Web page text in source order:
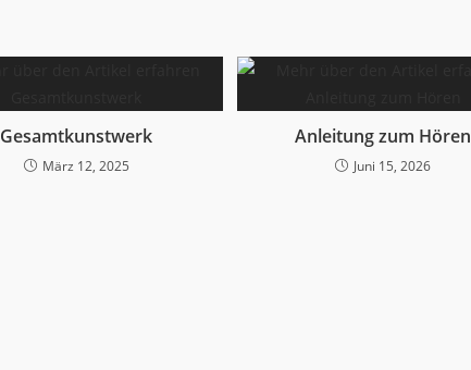
Gesamtkunstwerk
März 12, 2025
Anleitung zum Hören
Juni 15, 2026